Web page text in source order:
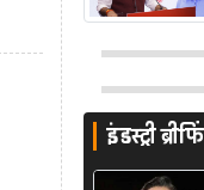
इंडस्ट्री